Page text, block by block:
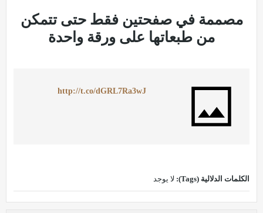
مصممة في صفحتين فقط حتى تتمكن
من طبعاتها على ورقة واحدة
http://t.co/dGRL7Ra3wJ
الكلمات الدلالية (Tags): لا يوجد